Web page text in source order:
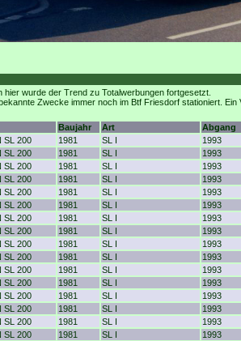
wurde der Trend zu Totalwerbungen fortgesetzt.
Zwecke immer noch im Btf Friesdorf stationiert.
Baujahr Art Abgang
SL 200 1981 SL I
1993
SL 200 1981 SL I
1993
SL 200 1981 SL I
1993
SL 200 1981 SL I
1993
SL 200 1981 SL I
1993
SL 200 1981 SL I
1993
SL 200 1981 SL I
1993
SL 200 1981 SL I
1993
SL 200 1981 SL I
1993
SL 200 1981 SL I
1993
SL 200 1981 SL I
1993
SL 200 1981 SL I
1993
SL 200 1981 SL I
1993
SL 200 1981 SL I
1993
SL 200 1981 SL I
1993
SL 200 1981 SL I
1993